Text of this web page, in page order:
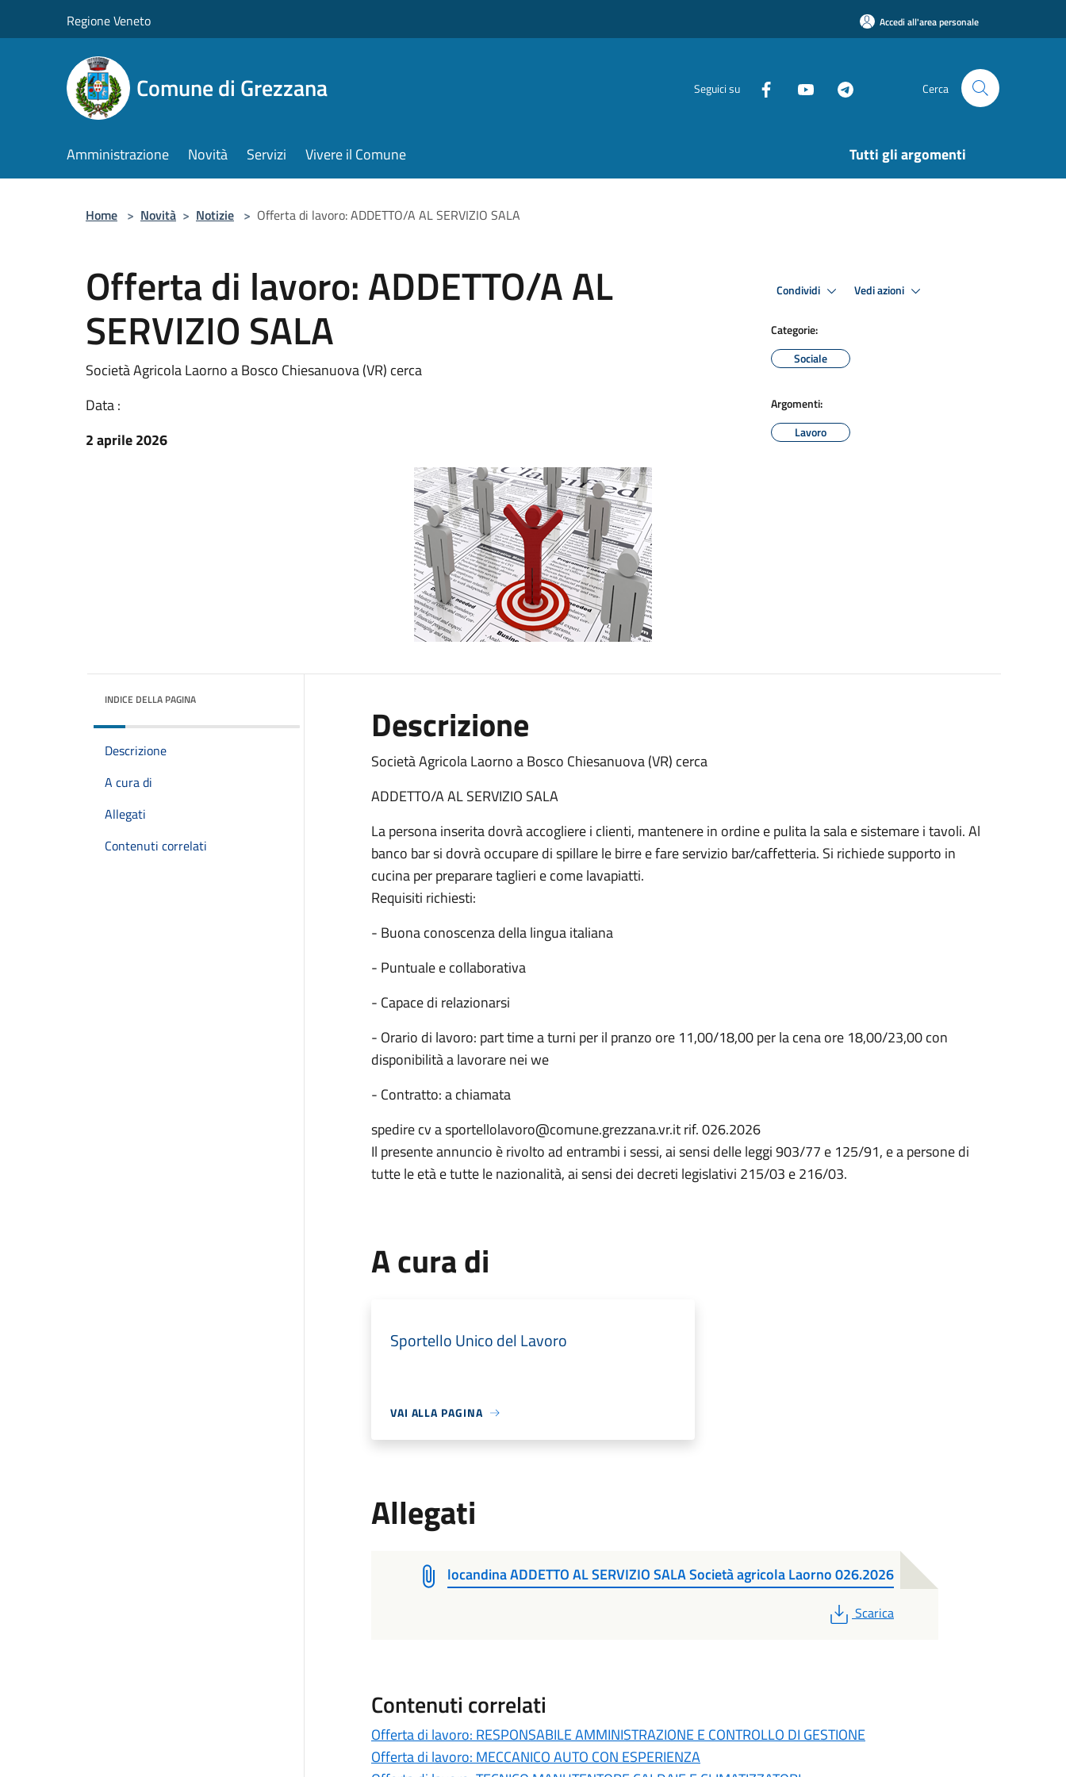
Regione Veneto Accedi all'area personale
Comune di Grezzana Seguici su Cerca
Amministrazione Novità Servizi Vivere il Comune Tutti gli argomenti
Home > Novità > Notizie > Offerta di lavoro: ADDETTO/A AL SERVIZIO SALA
Offerta di lavoro: ADDETTO/A AL
SERVIZIO SALA
Società Agricola Laorno a Bosco Chiesanuova (VR) cerca
Data :
2 aprile 2026
Condividi Vedi azioni
Categorie:
Sociale
Argomenti:
Lavoro
INDICE DELLA PAGINA
Descrizione
A cura di
Allegati
Contenuti correlati
Descrizione
Società Agricola Laorno a Bosco Chiesanuova (VR) cerca
ADDETTO/A AL SERVIZIO SALA
La persona inserita dovrà accogliere i clienti, mantenere in ordine e pulita la sala e sistemare i tavoli. Al
banco bar si dovrà occupare di spillare le birre e fare servizio bar/caffetteria. Si richiede supporto in
cucina per preparare taglieri e come lavapiatti.
Requisiti richiesti:
- Buona conoscenza della lingua italiana
- Puntuale e collaborativa
- Capace di relazionarsi
- Orario di lavoro: part time a turni per il pranzo ore 11,00/18,00 per la cena ore 18,00/23,00 con
disponibilità a lavorare nei we
- Contratto: a chiamata
spedire cv a sportellolavoro@comune.grezzana.vr.it rif. 026.2026
Il presente annuncio è rivolto ad entrambi i sessi, ai sensi delle leggi 903/77 e 125/91, e a persone di
tutte le età e tutte le nazionalità, ai sensi dei decreti legislativi 215/03 e 216/03.
A cura di
Sportello Unico del Lavoro
VAI ALLA PAGINA
Allegati
locandina ADDETTO AL SERVIZIO SALA Società agricola Laorno 026.2026
PDF
Scarica
Contenuti correlati
Offerta di lavoro: RESPONSABILE AMMINISTRAZIONE E CONTROLLO DI GESTIONE
Offerta di lavoro: MECCANICO AUTO CON ESPERIENZA